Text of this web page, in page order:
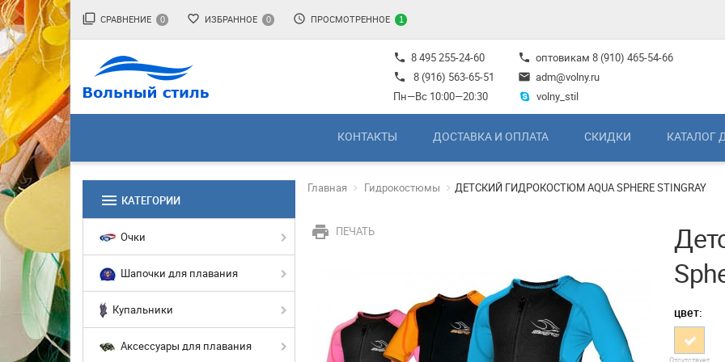
filter_none СРАВНЕНИЕ 0 favorite_border ИЗБРАННОЕ 0 access_time ПРОСМОТРЕННОЕ 1
phone 8 495 255-24-60
phone
8 (916) 563-65-51
Пн—Вс 10:00—20:30
phone оптовикам 8 (910) 465-54-66
mail adm@volny.ru
volny_stil
КОНТАКТЫ ДОСТАВКА И ОПЛАТА СКИДКИ КАТАЛОГ
menu КАТЕГОРИИ
Очки
Шапочки для плавания
Купальники
Аксессуары для плавания
Главная Гидрокостюмы ДЕТСКИЙ ГИДРОКОСТЮМ AQUA SPHERE STINGRAY
print ПЕЧАТЬ
цвет: